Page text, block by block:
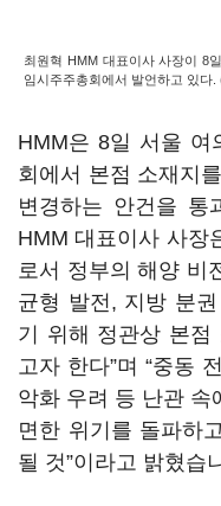
최원혁 HMM 대표이사 사장이 8
임시주주총회에서 발언하고 있다.
HMM은 8일 서울 여
회에서 본점 소재지
변경하는 안건을 통
HMM 대표이사 사장
로서 정부의 해양 비
균형 발전, 지방 분
기 위해 정관상 본점
고자 한다”며 “중동
악화 우려 등 난관 속
면한 위기를 돌파하
될 것”이라고 밝혔습